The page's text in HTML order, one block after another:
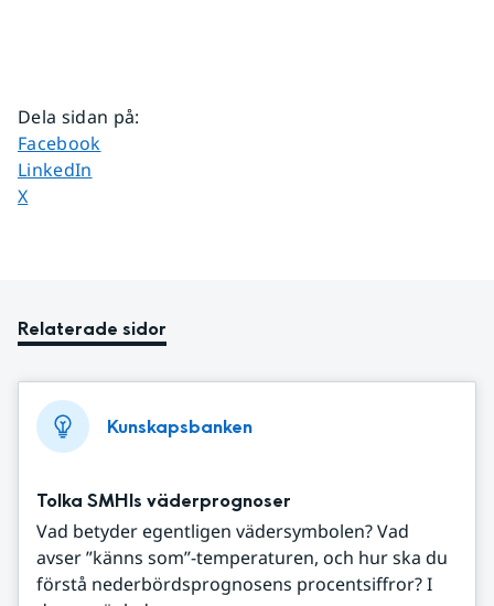
Dela sidan på:
Dela sidan på
Facebook
Dela sidan på
LinkedIn
Dela sidan på
X
Relaterade sidor
Kunskapsbanken
Tolka SMHIs väderprognoser
Vad betyder egentligen vädersymbolen? Vad
avser ”känns som”-temperaturen, och hur ska du
förstå nederbördsprognosens procentsiffror? I